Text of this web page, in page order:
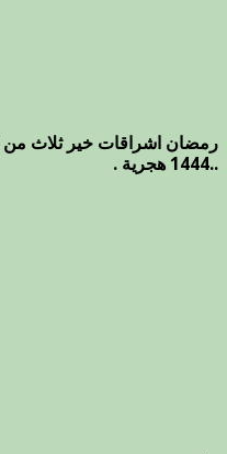
رمضان اشراقات خير ثلاث من
..1444 هجرية .